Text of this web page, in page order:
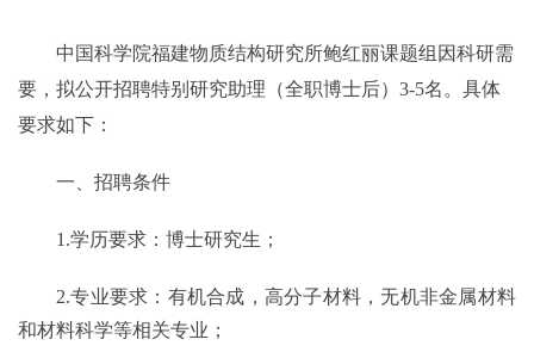
中国科学院福建物质结构研究所鲍红丽课题组因科研需
要，拟公开招聘特别研究助理（全职博士后） 3-5名。 具体
要求如下：
一、招聘条件
1.学历要求：博士研究生 ；
2.专业要求： 有机合成，高分子材料，无机非金属材料
和材料科学等相关专业 ；